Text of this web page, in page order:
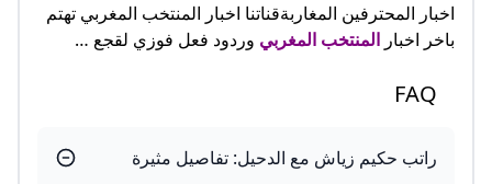
اخبار المحترفين المغاربةقناتنا اخبار المنتخب المغربي تهتم
باخر اخبار المنتخب المغربي وردود فعل فوزي لقجع …
FAQ
راتب حكيم زياش مع الدحيل: تفاصيل مثيرة